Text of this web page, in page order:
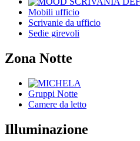
Mobili ufficio
Scrivanie da ufficio
Sedie girevoli
Zona Notte
Gruppi Notte
Camere da letto
Illuminazione